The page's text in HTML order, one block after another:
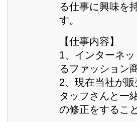
る仕事に興味を
す。
【仕事内容】
1、インターネ
るファッション
2、現在当社が
タッフさんと一
の修正をするこ